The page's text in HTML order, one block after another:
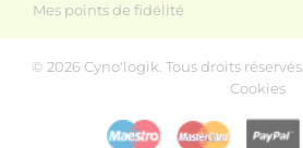
Mes points de fidélité
© 2026 Cyno'logik. Tous droits réservés.
Cookies